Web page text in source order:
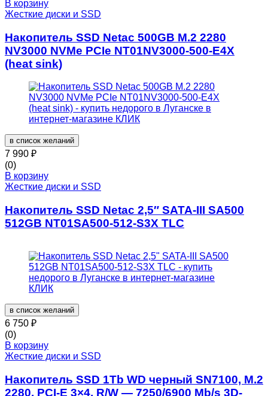
В корзину
Жесткие диски и SSD
Накопитель SSD Netac 500GB M.2 2280
NV3000 NVMe PCIe NT01NV3000-500-E4X
(heat sink)
в список желаний
7 990 ₽
(0)
В корзину
Жесткие диски и SSD
Накопитель SSD Netac 2,5″ SATA-III SA500
512GB NT01SA500-512-S3X TLC
в список желаний
6 750 ₽
(0)
В корзину
Жесткие диски и SSD
Накопитель SSD 1Tb WD черный SN7100, M.2
2280, PCI-E 3×4, R/W — 7250/6900 Mb/s 3D-